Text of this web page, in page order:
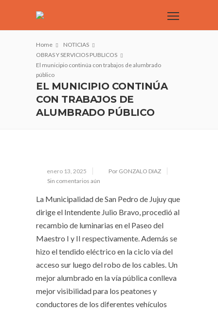
Home
NOTICIAS
OBRAS Y SERVICIOS PUBLICOS
El municipio continúa con trabajos de alumbrado
público
EL MUNICIPIO CONTINÚA
CON TRABAJOS DE
ALUMBRADO PÚBLICO
enero 13, 2025
Por GONZALO DIAZ
Sin comentarios aún
La Municipalidad de San Pedro de Jujuy que
dirige el Intendente Julio Bravo, procedió al
recambio de luminarias en el Paseo del
Maestro I y II respectivamente. Además se
hizo el tendido eléctrico en la ciclo vía del
acceso sur luego del robo de los cables. Un
mejor alumbrado en la vía pública conlleva
mejor visibilidad para los peatones y
conductores de los diferentes vehículos